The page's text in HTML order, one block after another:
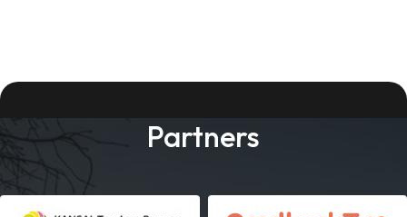
Partners